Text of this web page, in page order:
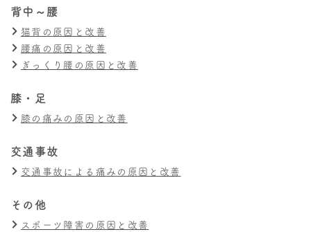
背中～腰
猫背の原因と改善
腰痛の原因と改善
ぎっくり腰の原因と改善
膝・足
膝の痛みの原因と改善
交通事故
交通事故による痛みの原因と改善
その他
スポーツ障害の原因と改善